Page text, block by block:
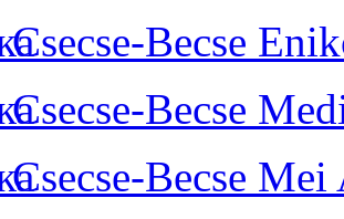
Csecse-Becse
Csecse-Becse
Csecse-Becse Mei